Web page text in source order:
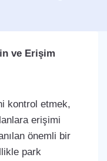
ve Erişim
kontrol etmek,
erişimi
önemli bir
park